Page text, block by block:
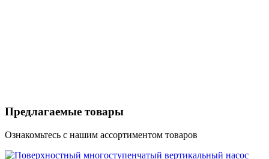
Предлагаемые товары
Ознакомьтесь с нашим ассортиментом товаров